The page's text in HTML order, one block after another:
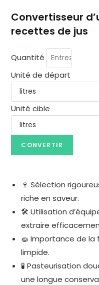
Convertisseur
recettes de jus
Quantité
Entrez une valeur
Unité de départ
Sélectionnez l’unité de
Unité cible
Sélectionnez l’unité
CONVERTIR
🍷 Sélection
riche en saveur.
🛠️ Utilisation
extraire
🧽 Importance de la
limpide.
🧪 Pasteurisation
une longue